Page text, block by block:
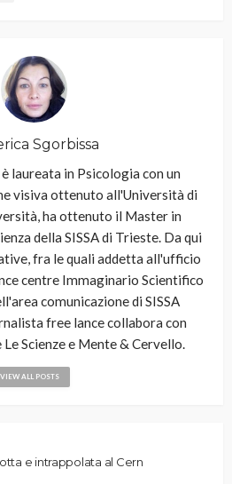
Sgorbissa
laureata in Psicologia con un
visiva ottenuto all'Università di
ha ottenuto il Master in
della SISSA di Trieste. Da qui
fra le quali addetta all'ufficio
centre Immaginario Scientifico
comunicazione di SISSA
free lance collabora con
Scienze e Mente & Cervello.
VIEW ALL POSTS
e intrappolata al Cern